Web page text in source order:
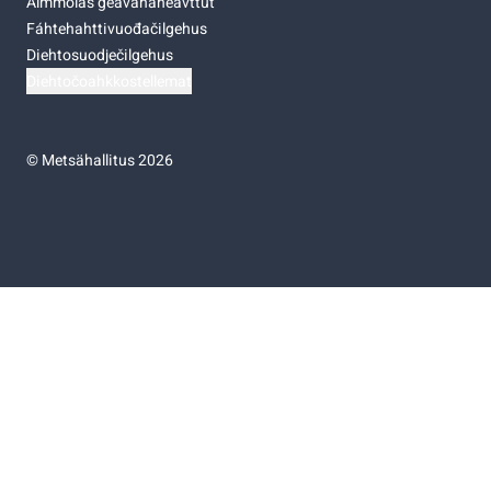
Fáhtehahttivuođačilgehus
Diehtosuodječilgehus
©Metsähallitus 2026